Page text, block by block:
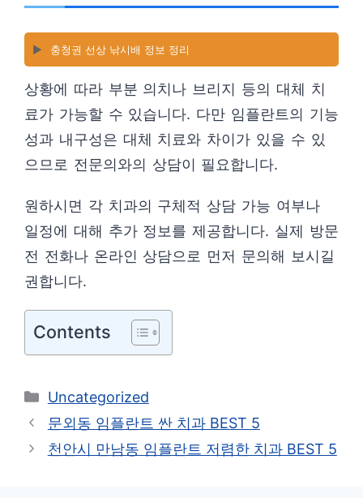
▶️ 충청권 선상 낚시배 정보 정리
상황에 따라 부분 의치나 브리지 등의 대체 치
료가 가능할 수 있습니다. 다만 임플란트의 기능
성과 내구성은 대체 치료와 차이가 있을 수 있
으므로 전문의와의 상담이 필요합니다.
원하시면 각 치과의 구체적 상담 가능 여부나
일정에 대해 추가 정보를 제공합니다. 실제 방문
전 전화나 온라인 상담으로 먼저 문의해 보시길
권합니다.
Contents
카
테
리
Uncategorized
문외동 임플란트 싼 치과 BEST 5
천안시 만남동 임플란트 저렴한 치과 BEST 5